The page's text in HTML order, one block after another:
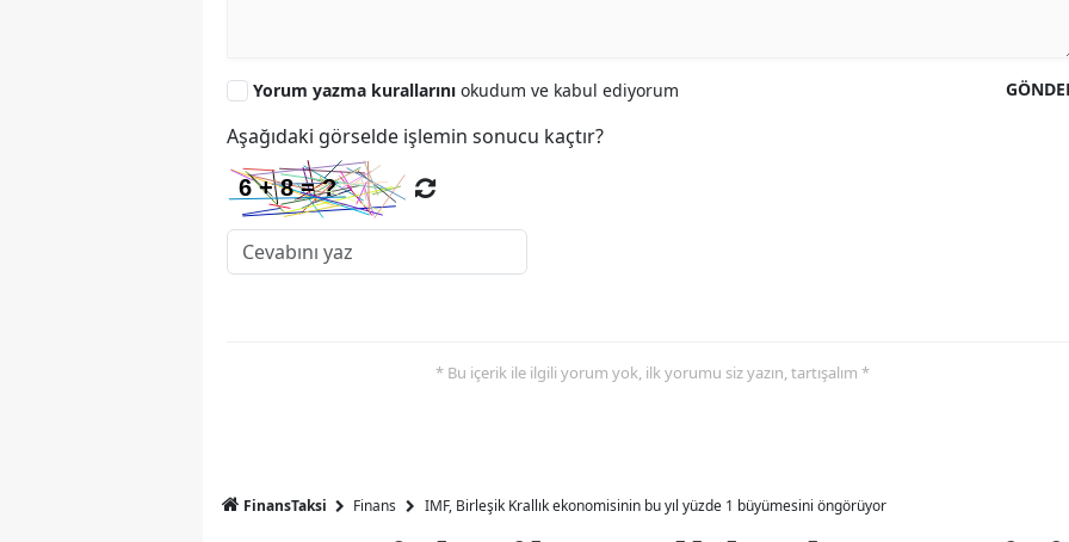
Yorum yazma kurallarını okudum ve kabul ediyorum
Aşağıdaki görselde işlemin sonucu kaçtır?
* Bu içerik ile ilgili yorum yok, ilk yorumu siz yazın, tartışalım *
FinansTaksi Finans IMF, Birleşik Krallık ekonomisinin bu yıl yüzde 1 büyümesini öngörüyor